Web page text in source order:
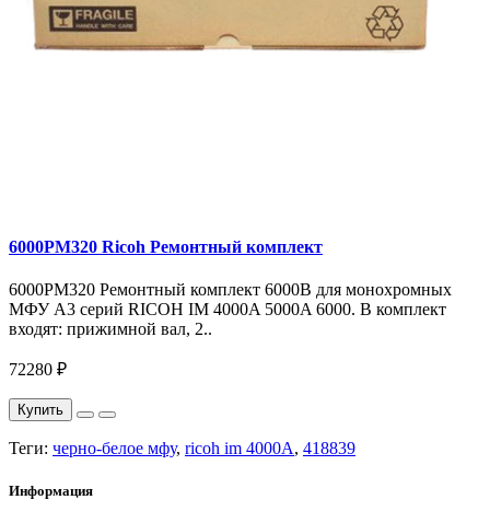
6000PM320 Ricoh Ремонтный комплект
6000PM320 Ремонтный комплект 6000B для монохромных
МФУ A3 серий RICOH IM 4000A 5000A 6000. В комплект
входят: прижимной вал, 2..
72280 ₽
Купить
Теги: черно-белое мфу, ricoh im 4000A, 418839
Информация